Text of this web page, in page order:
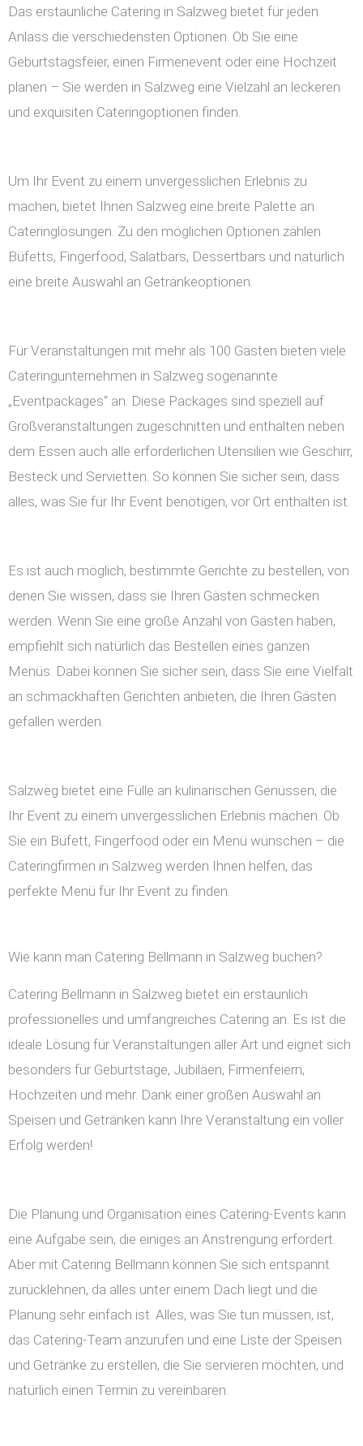
Das erstaunliche Catering in Salzweg bietet für jeden
Anlass die verschiedensten Optionen. Ob Sie eine
Geburtstagsfeier, einen Firmenevent oder eine Hochzeit
planen – Sie werden in Salzweg eine Vielzahl an leckeren
und exquisiten Cateringoptionen finden.
Um Ihr Event zu einem unvergesslichen Erlebnis zu
machen, bietet Ihnen Salzweg eine breite Palette an
Cateringlösungen. Zu den möglichen Optionen zählen
Büfetts, Fingerfood, Salatbars, Dessertbars und natürlich
eine breite Auswahl an Getränkeoptionen.
Für Veranstaltungen mit mehr als 100 Gästen bieten viele
Cateringunternehmen in Salzweg sogenannte
„Eventpackages“ an. Diese Packages sind speziell auf
Großveranstaltungen zugeschnitten und enthalten neben
dem Essen auch alle erforderlichen Utensilien wie Geschirr,
Besteck und Servietten. So können Sie sicher sein, dass
alles, was Sie für Ihr Event benötigen, vor Ort enthalten ist.
Es ist auch möglich, bestimmte Gerichte zu bestellen, von
denen Sie wissen, dass sie Ihren Gästen schmecken
werden. Wenn Sie eine große Anzahl von Gästen haben,
empfiehlt sich natürlich das Bestellen eines ganzen
Menüs. Dabei können Sie sicher sein, dass Sie eine Vielfalt
an schmackhaften Gerichten anbieten, die Ihren Gästen
gefallen werden.
Salzweg bietet eine Fülle an kulinarischen Genüssen, die
Ihr Event zu einem unvergesslichen Erlebnis machen. Ob
Sie ein Büfett, Fingerfood oder ein Menü wünschen – die
Cateringfirmen in Salzweg werden Ihnen helfen, das
perfekte Menü für Ihr Event zu finden.
Wie kann man Catering Bellmann in Salzweg buchen?
Catering Bellmann in Salzweg bietet ein erstaunlich
professionelles und umfangreiches Catering an. Es ist die
ideale Lösung für Veranstaltungen aller Art und eignet sich
besonders für Geburtstage, Jubiläen, Firmenfeiern,
Hochzeiten und mehr. Dank einer großen Auswahl an
Speisen und Getränken kann Ihre Veranstaltung ein voller
Erfolg werden!
Die Planung und Organisation eines Catering-Events kann
eine Aufgabe sein, die einiges an Anstrengung erfordert.
Aber mit Catering Bellmann können Sie sich entspannt
zurücklehnen, da alles unter einem Dach liegt und die
Planung sehr einfach ist. Alles, was Sie tun müssen, ist,
das Catering-Team anzurufen und eine Liste der Speisen
und Getränke zu erstellen, die Sie servieren möchten, und
natürlich einen Termin zu vereinbaren.